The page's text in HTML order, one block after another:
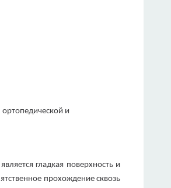
и
гладкая поверхность и
прохождение сквозь